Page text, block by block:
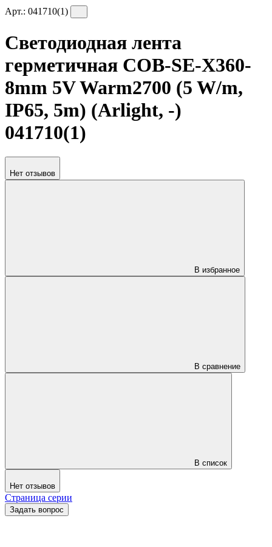
Арт.: 041710(1)
Светодиодная лента
герметичная COB-SE-X360-
8mm 5V Warm2700 (5 W/m,
IP65, 5m) (Arlight, -)
041710(1)
Нет отзывов
В избранное
В сравнение
В список
Нет отзывов
Страница серии
Задать вопрос